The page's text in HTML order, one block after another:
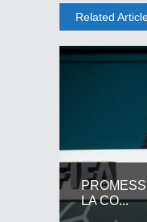
Related
LA CO...